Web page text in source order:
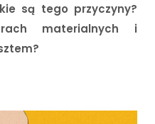
są tego przyczyny?
materialnych i